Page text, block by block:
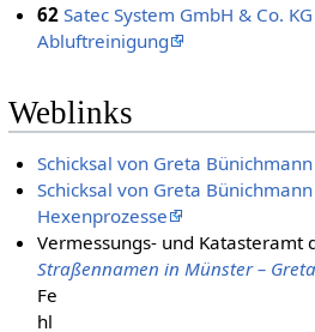
62 Satec System GmbH & Co.
Abluftreinigung
Weblinks
Schicksal von Greta
Schicksal von Greta
Hexenprozesse
Vermessungs- und Katasteramt
Straßennamen in Münster –
Fe
hl